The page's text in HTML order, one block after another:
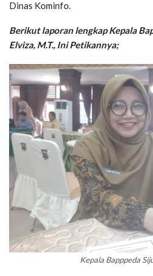
Dinas Kominfo.
Berikut laporan lengkap Kepala
Elviza, M.T., Ini Petikannya;
Kepala Bapppeda